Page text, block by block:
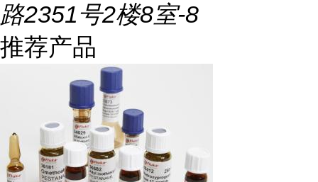
路2351号2楼8室-8
推荐产品